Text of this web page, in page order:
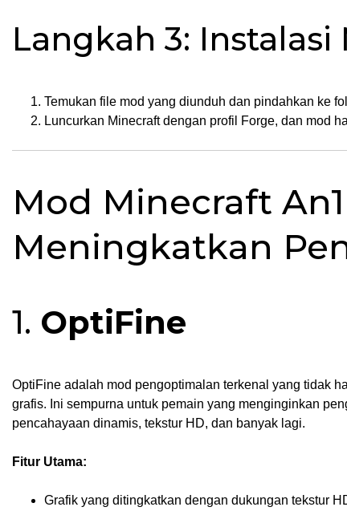
Langkah 3: Instalasi
Temukan file mod yang diunduh dan pindahkan ke
Luncurkan Minecraft dengan profil Forge, dan mod
Mod Minecraft
Meningkatkan
1. OptiFine
OptiFine adalah mod pengoptimalan terkenal yang tidak
grafis. Ini sempurna untuk pemain yang menginginkan
pencahayaan dinamis, tekstur HD, dan banyak lagi.
Fitur Utama:
Grafik yang ditingkatkan dengan dukungan tekstur